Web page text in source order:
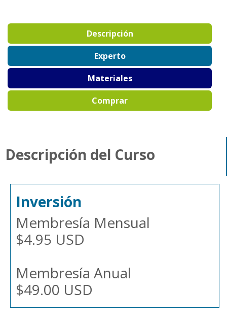
Descripción
Experto
Materiales
Comprar
Descripción del Curso
Inversión
Membresía Mensual
$4.95 USD
Membresía Anual
$49.00 USD